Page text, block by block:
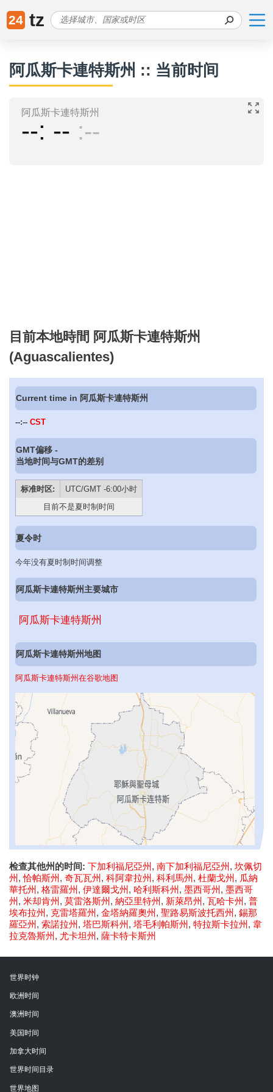
24 tz
阿瓜斯卡連特斯州 :: 当前时间
阿瓜斯卡連特斯州
-- -- --
目前本地時間 阿瓜斯卡連特斯州
(Aguascalientes)
Current time in 阿瓜斯卡連特斯州
--:-- CST
GMT偏移 -
当地时间与GMT的差别
标准时区:
UTC/GMT -6:00小时
目前不是夏时制时间
夏令时
今年没有夏时制时间调整
阿瓜斯卡連特斯州主要城市
阿瓜斯卡連特斯州
阿瓜斯卡連特斯州地图
阿瓜斯卡連特斯州在谷歌地图
检查其他州的时间: 下加利福尼亞州 , 南下加利福尼亞州 , 坎佩切
州 ,恰帕斯州 , 奇瓦瓦州 , 科阿韋拉州 , 科利馬州 , 杜蘭戈州 , 瓜納
華托州 , 格雷羅州 , 伊達爾戈州 , 哈利斯科州 , 墨西哥州 , 墨西哥
州 , 米却肯州 , 莫雷洛斯州 , 納亞里特州 , 新萊昂州 , 瓦哈卡州 , 普
埃布拉州 , 克雷塔羅州 , 金塔納羅奧州 , 聖路易斯波托西州 , 錫那
羅亞州 , 索諾拉州 , 塔巴斯科州 , 塔毛利帕斯州 , 特拉斯卡拉州 , 韋
拉克魯斯州 , 尤卡坦州 , 薩卡特卡斯州
世界时钟
欧洲时间
澳洲时间
美国时间
加拿大时间
世界时间目录
世界地图